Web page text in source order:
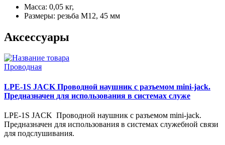
Масса: 0,05 кг,
Размеры: резьба M12, 45 мм
Аксессуары
Проводная
LPE-1S JACK Проводной наушник с разъемом mini-jack.
Предназначен для использования в системах служе
LPE-1S JACK Проводной наушник с разъемом mini-jack.
Предназначен для использования в системах служебной связи
для подслушивания.